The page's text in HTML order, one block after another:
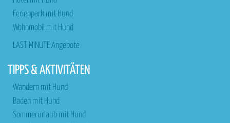
Ferienpark mit Hund
Wohnmobil mit Hund
LAST MINUTE Angebote
TIPPS & AKTIVITÄTEN
Wandern mit Hund
Baden mit Hund
Sommerurlaub mit Hund